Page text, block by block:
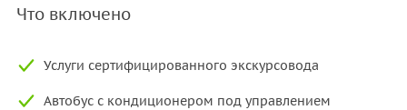
Что включено
Услуги сертифицированного экскурсовода
Автобус с кондиционером под управлением